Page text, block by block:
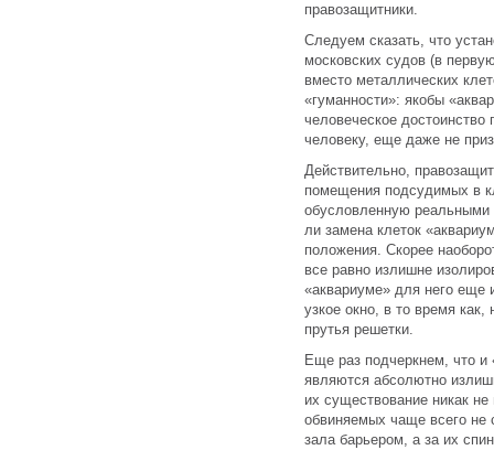
правозащитники.
Следуем сказать, что
московских судов (в
вместо металлических
«гуманности»: якобы
человеческое
человеку, еще даже не
Действительно,
помещения подсудимых в
обусловленную реальными
ли замена клеток
положения. Скорее
все равно излишне
«аквариуме» для него еще
узкое окно, в то время
прутья решетки.
Еще раз подчеркнем, что и
являются абсолютно
их существование никак
обвиняемых чаще всего
зала барьером, а за их